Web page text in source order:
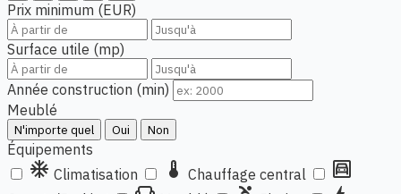
Prix minimum (EUR)
Surface utile (mp)
Année construction (min)
Meublé
N'importe quel Oui Non
Équipements
ac_unit Climatisation thermostat Chauffage central garage